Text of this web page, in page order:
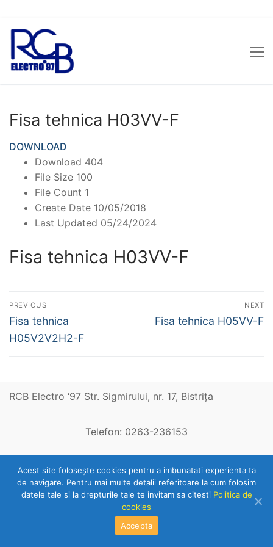
Sari
conținut
Fisa tehnica H03VV-F
DOWNLOAD
Download 404
File Size 100
File Count 1
Create Date 10/05/2018
Last Updated 05/24/2024
Fisa tehnica H03VV-F
Navigare
în
articole
PREVIOUS
Previous
post:
Fisa tehnica
H05V2V2H2-F
NEXT
Next
Fisa tehnica H05VV-F
RCB Electro ‘97 Str. Sigmirului, nr. 17, Bistriţa
Telefon: 0263-236153
Copyright © 2026 RCB Electro 97
Acest site foloseşte cookies pentru a imbunatati experienta ta
de navigare. Pentru mai multe detalii referitoare la cum folosim
datele tale si la drepturile tale te invitam sa citesti Politica de
cookies
Accepta